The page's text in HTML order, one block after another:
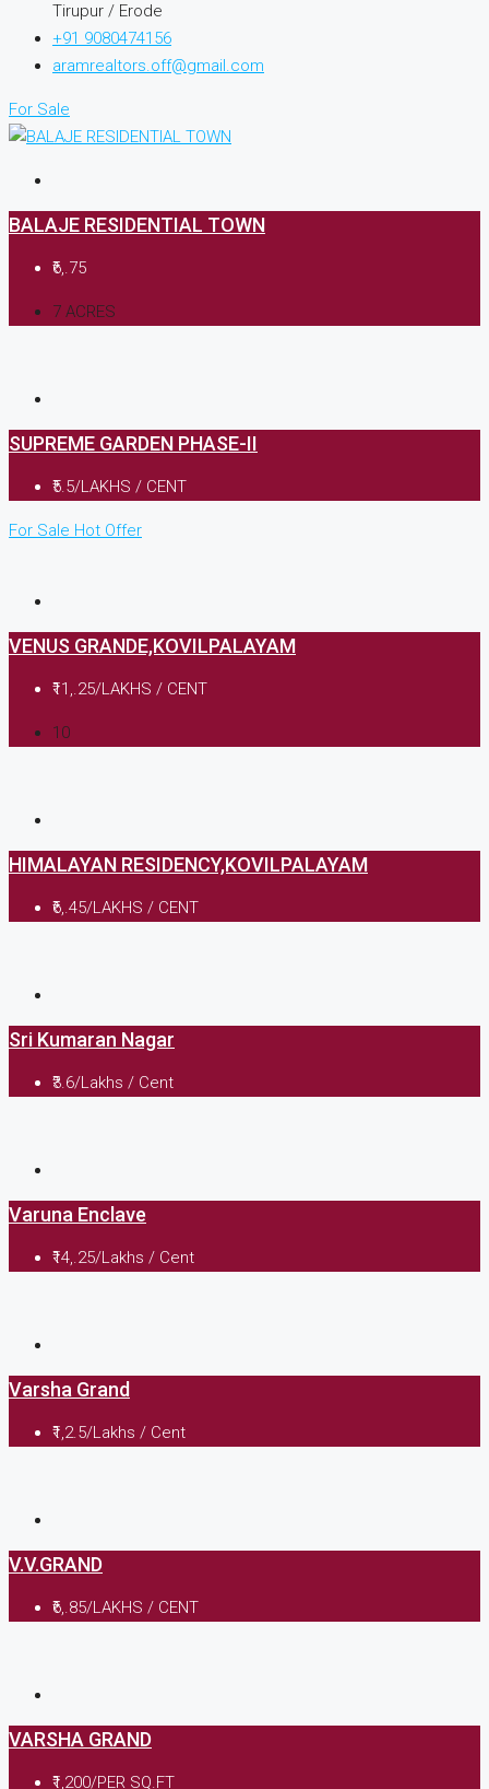
Tirupur / Erode
+91 9080474156
aramrealtors.off@gmail.com
For Sale
BALAJE RESIDENTIAL TOWN
₹6,.75
7 ACRES
SUPREME GARDEN PHASE-II
₹5.5/LAKHS / CENT
For Sale Hot Offer
VENUS GRANDE,KOVILPALAYAM
₹11,.25/LAKHS / CENT
10
HIMALAYAN RESIDENCY,KOVILPALAYAM
₹6,.45/LAKHS / CENT
Sri Kumaran Nagar
₹3.6/Lakhs / Cent
Varuna Enclave
₹14,.25/Lakhs / Cent
Varsha Grand
₹1,2.5/Lakhs / Cent
V.V.GRAND
₹6,.85/LAKHS / CENT
VARSHA GRAND
₹1,200/PER SQ.FT